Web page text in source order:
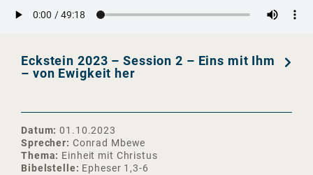
Eckstein 2023 – Session 2 – Eins mit Ihm
– von Ewigkeit her
Datum 01.10.2023
Sprecher
Conrad Mbewe
Thema
Einheit mit Christus
Bibelstelle
Epheser 1,3-6